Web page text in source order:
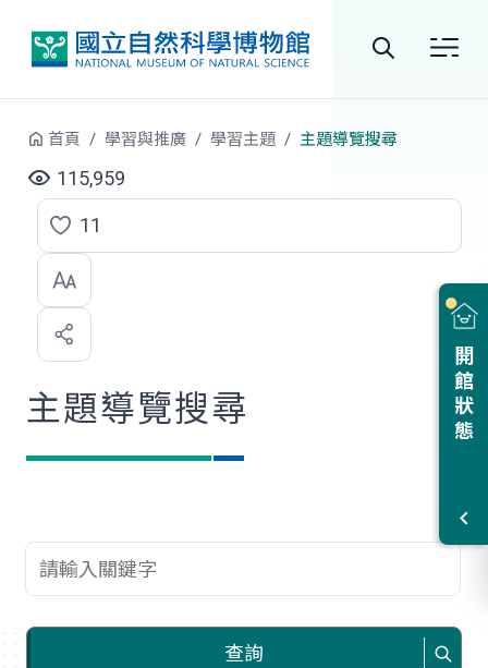
站
尋
開館狀態
首頁 學習與推廣 學習主題 主題導覽搜尋
115,959
點
選
喜
歡
11
主題導覽搜尋
查詢關鍵字
查詢